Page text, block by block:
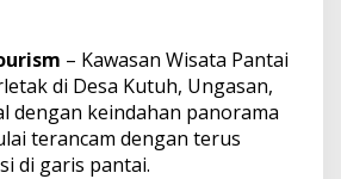
a
m
p
a
r
a
– Kawasan Wisata Pantai
di Desa Kutuh, Ungasan,
dengan keindahan panorama
terancam dengan terus
di garis pantai.